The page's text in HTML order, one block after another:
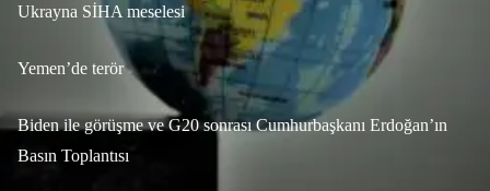
Ukrayna SİHA meselesi
Yemen’de terör
Biden ile görüşme ve G20 sonrası Cumhurbaşkanı Erdoğan’ın
Basın Toplantısı